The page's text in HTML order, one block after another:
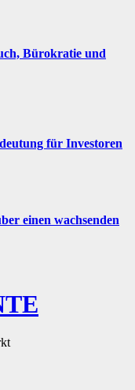
Bürokratie und
für Investoren
einen wachsenden